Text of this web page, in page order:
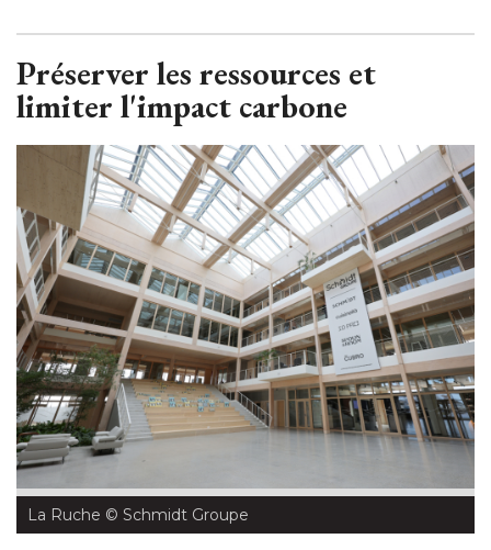
Préserver les ressources et
limiter l'impact carbone
La Ruche © Schmidt Groupe